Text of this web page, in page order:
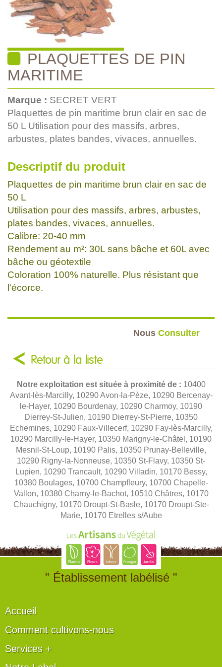
PLAQUETTES DE PIN
MARITIME
Marque : SECRET VERT
Plaquettes de pin maritime brun clair en sac de
50 L Utilisation pour des massifs, arbres,
arbustes, plates bandes, vivaces, annuelles.
Descriptif du produit
Plaquettes de pin maritime brun clair en sac de
50 L
Utilisation pour des massifs, arbres, arbustes,
plates bandes, vivaces, annuelles.
Calibre: 20-40 mm
Rendement au m²: 30L sans bâche et 60L avec
bâche ou géotextile
Coloration 100% naturelle. Plus résistant que
l'écorce.
Nous Consulter
Retour à la liste
Notre exploitation est située à proximité de : 10400
Avant-lès-Marcilly, 10290 Avon-la-Pèze, 10290 Bercenay-
le-Hayer, 10290 Bourdenay, 10290 Charmoy, 10190
Dierrey-St-Julien, 10190 Dierrey-St-Pierre, 10350
Echemines, 10290 Faux-Villecerf, 10290 Fay-lès-Marcilly,
10290 Marcilly-le-Hayer, 10350 Marigny-le-Châtel, 10190
Mesnil-St-Loup, 10190 Palis, 10350 Prunay-Belleville,
10290 Rigny-la-Nonneuse, 10350 St-Flavy, 10350 St-
Lupien, 10290 Trancault, 10290 Villadin, 10170 Bessy,
10380 Boulages, 10700 Champfleury, 10700 Chapelle-
Vallon, 10380 Charny-le-Bachot, 10510 Châtres, 10170
Chauchigny, 10170 Droupt-St-Basle, 10170 Droupt-Ste-
Marie, 10170 Etrelles s/Aube
" Établissement labélisé "
Accueil
Comment cultivons-nous
Services +